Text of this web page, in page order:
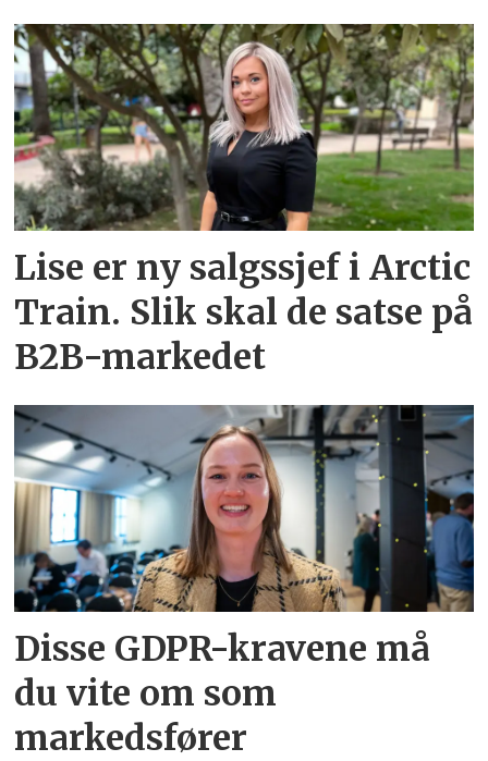
Lise er ny salgssjef i Arctic
Train. Slik skal de satse på
B2B-markedet
Disse GDPR-kravene må
du vite om som
markedsfører